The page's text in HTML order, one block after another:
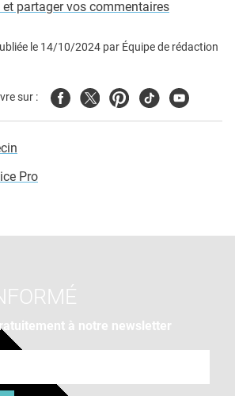
partager vos commentaires
le 14/10/2024 par Équipe de rédaction
sur : FacebookTwitterPinterest
TiktokYoutube
Pro
à notre newsletter